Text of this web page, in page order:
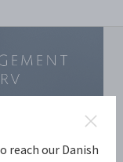
reach our Danish